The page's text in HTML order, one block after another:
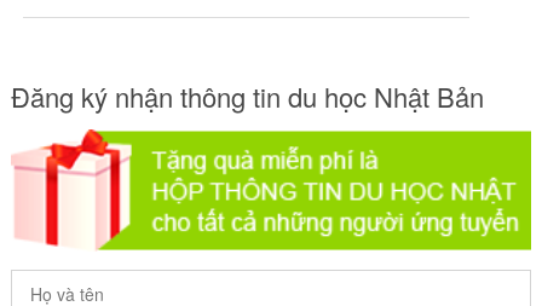
Đăng ký nhận thông tin du học Nhật Bản